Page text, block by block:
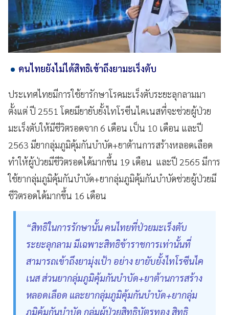
คนไทยยังไม่ได้สิทธิเข้าถึงยามะเร็งตับ
ประเทศไทยมีการใช้ยารักษาโรคมะเร็งตับระยะลุกลามมา
ตั้งแต่ ปี 2551 โดยมียายับยั้งไทโรซีนไคเนสที่จะช่วยผู้ป่วย
มะเร็งตับให้มีชีวิตรอดจาก 6 เดือน เป็น 10 เดือน และปี
2563 มียากลุ่มภูมิคุ้มกันบำบัด+ยาต้านการสร้างหลอดเลือด
ทำให้ผู้ป่วยมีชีวิตรอดได้มากขึ้น 19 เดือน และปี 2565 มีการ
ใช้ยากลุ่มภูมิคุ้มกันบำบัด+ยากลุ่มภูมิคุ้มกันบำบัดช่วยผู้ป่วยมี
ชีวิตรอดได้มากขึ้น 16 เดือน
“สิทธิในการรักษานั้น คนไทยที่ป่วยมะเร็งตับ
ระยะลุกลาม มีเฉพาะสิทธิข้าราชการเท่านั้นที่
สามารถเข้าถึงยามุ่งเป้า อย่าง ยายับยั้งไทโรซีนไค
เนส ส่วนยากลุ่มภูมิคุ้มกันบำบัด+ยาต้านการสร้าง
หลอดเลือด และยากลุ่มภูมิคุ้มกันบำบัด+ยากลุ่ม
ภูมิคุ้มกันบำบัด กลุ่มผู้ป่วยสิทธิบัตรทอง สิทธิ